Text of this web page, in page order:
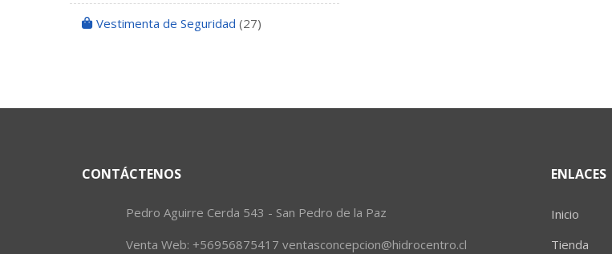
Vestimenta de Seguridad (27)
CONTÁCTENOS
Pedro Aguirre Cerda 543 - San Pedro de la Paz
Venta Web: +56956875417 ventasconcepcion@hidrocentro.cl
ENLACES
Inicio
Tienda